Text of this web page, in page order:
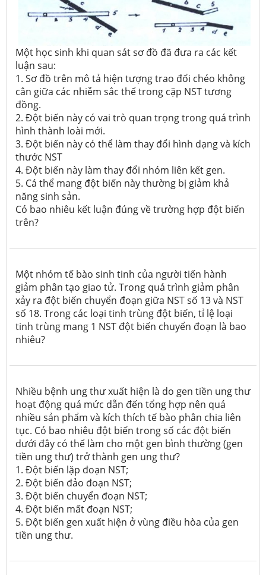
Một học sinh khi quan sát sơ đồ đã đưa ra các kết
luận sau:
1. Sơ đồ trên mô tả hiện tượng trao đổi chéo không
cân giữa các nhiễm sắc thể trong cặp NST tương
đồng.
2. Đột biến này có vai trò quan trọng trong quá trình
hình thành loài mới.
3. Đột biến này có thể làm thay đổi hình dạng và kích
thước NST
4. Đột biến này làm thay đổi nhóm liên kết gen.
5. Cá thể mang đột biến này thường bị giảm khả
năng sinh sản.
Có bao nhiêu kết luận đúng về trường hợp đột biến
trên?
Một nhóm tế bào sinh tinh của người tiến hành
giảm phân tạo giao tử. Trong quá trình giảm phân
xảy ra đột biến chuyển đoạn giữa NST số 13 và NST
số 18. Trong các loại tinh trùng đột biến, tỉ lệ loại
tinh trùng mang 1 NST đột biến chuyển đoạn là bao
nhiêu?
Nhiều bệnh ung thư xuất hiện là do gen tiền ung thư
hoạt động quá mức dẫn đến tổng hợp nên quá
nhiều sản phẩm và kích thích tế bào phân chia liên
tục. Có bao nhiêu đột biến trong số các đột biến
dưới đây có thể làm cho một gen bình thường (gen
tiền ung thư) trở thành gen ung thư?
1. Đột biến lặp đoạn NST;
2. Đột biến đảo đoạn NST;
3. Đột biến chuyển đoạn NST;
4. Đột biến mất đoạn NST;
5. Đột biến gen xuất hiện ở vùng điều hòa của gen
tiền ung thư.